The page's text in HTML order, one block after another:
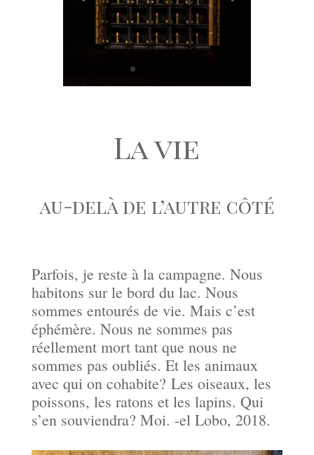
La vie
au-delà de l’autre côté
Parfois, je reste à la campagne. Nous
habitons sur le bord du lac. Nous
sommes entourés de vie. Mais c’est
éphémère. Nous ne sommes pas
réellement mort tant que nous ne
sommes pas oubliés. Et les animaux
avec qui on cohabite? Les oiseaux, les
poissons, les ratons et les lapins. Qui
s’en souviendra? Moi. -el Lobo, 2018.